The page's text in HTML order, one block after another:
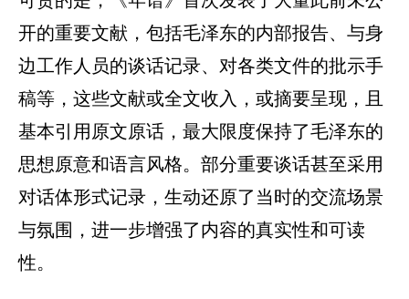
开的重要文献，包括毛泽东的内部报告、与身
边工作人员的谈话记录、对各类文件的批示手
稿等，这些文献或全文收入，或摘要呈现，且
基本引用原文原话，最大限度保持了毛泽东的
思想原意和语言风格。部分重要谈话甚至采用
对话体形式记录，生动还原了当时的交流场景
与氛围，进一步增强了内容的真实性和可读
性。